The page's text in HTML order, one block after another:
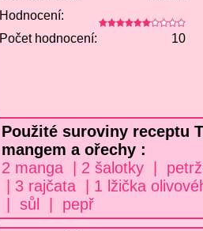
Hodnocení:
Počet hodnocení:
10
Použité suroviny receptu
mangem a ořechy :
2 manga | 2 šalotky |
| 3 rajčata | 1 lžička
| sůl | pepř